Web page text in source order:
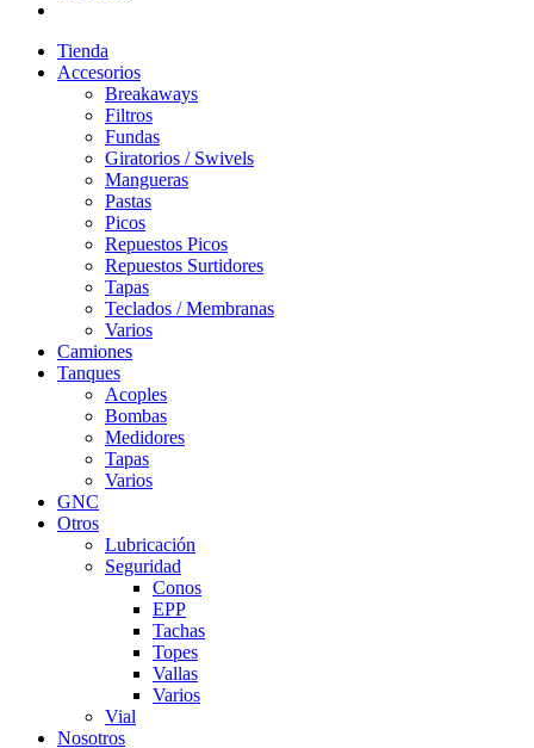
Tienda
Accesorios
Breakaways
Filtros
Fundas
Giratorios / Swivels
Mangueras
Pastas
Picos
Repuestos Picos
Repuestos Surtidores
Tapas
Teclados / Membranas
Varios
Camiones
Tanques
Acoples
Bombas
Medidores
Tapas
Varios
GNC
Otros
Lubricación
Seguridad
Conos
EPP
Tachas
Topes
Vallas
Varios
Vial
Nosotros